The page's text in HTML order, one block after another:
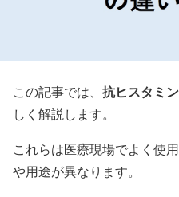
この記事では、 抗ヒスタミン
しく解説します。
これらは医療現場でよく使
や用途が異なります。